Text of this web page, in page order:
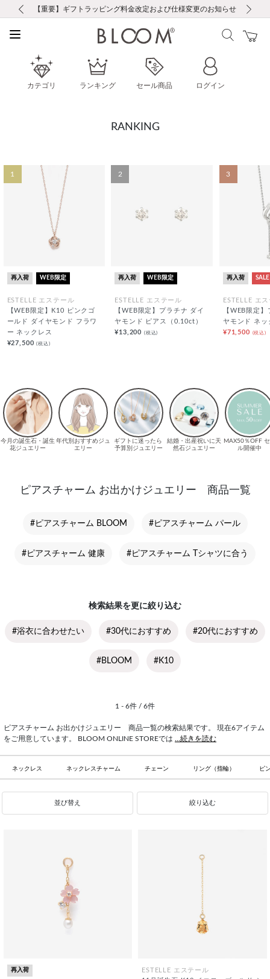
お修理・アフターサービスのご案内
【重要】令和８年熊本地震に伴う集配への影響について
【重要】ギフトラッピング料金改定および仕様変更のお知らせ
【重要】夏季休業の営業についてのご案内
税込5,500円以上で送料無料｜最短24時間以内に発送
新規会員登録で1000ポイントプレゼント！
LINE友だち登録で500円クーポンプレゼント
会員限定！レビュー投稿で100ポイントプレゼント
お修理・アフターサービスのご案内
【重要】令和８年熊本地震に伴う集配への影響について
カテゴリ ランキング セール商品 ログイン
RANKING
1
再入荷 WEB限定
ESTELLE エステール
【WEB限定】K10 ピンクゴ
ールド ダイヤモンド フラワ
ー ネックレス
¥27,500(税込)
2
再入荷 WEB限定
ESTELLE エステール
【WEB限定】プラチナ ダイ
ヤモンド ピアス（0.10ct）
¥13,200 (税込)
3
再入荷 SALE
ESTELLE エ
【WEB限定
ヤモンド ネッ
¥71,500 (税込)
ピアスチャーム お出かけジュエリー 商品一覧
#ピアスチャーム BLOOM #ピアスチャーム パール
#ピアスチャーム 健康 #ピアスチャーム Tシャツに合う
検索結果を更に絞り込む
#浴衣に合わせたい #30代におすすめ #20代におすすめ
#BLOOM #K10
1 - 6件 / 6件
ピアスチャーム お出かけジュエリー 商品一覧の検索結果です。 現在6アイテム
をご用意しています。 BLOOM ONLINE STOREでは ...続きを読む
ネックレス ネックレスチャーム チェーン リング（指輪） ピ
並び替え 絞り込む
再入荷
ESTELLE エステール